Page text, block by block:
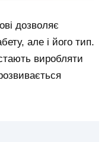
дозволяє
але і його тип.
виробляти